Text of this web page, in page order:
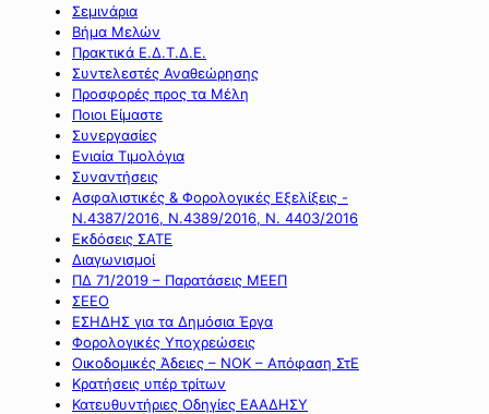
Σεμινάρια
Βήμα Μελών
Πρακτικά Ε.Δ.Τ.Δ.Ε.
Συντελεστές Αναθεώρησης
Προσφορές προς τα Μέλη
Ποιοι Είμαστε
Συνεργασίες
Ενιαία Τιμολόγια
Συναντήσεις
Ασφαλιστικές & Φορολογικές Εξελίξεις -
Ν.4387/2016, Ν.4389/2016, Ν. 4403/2016
Εκδόσεις ΣΑΤΕ
Διαγωνισμοί
ΠΔ 71/2019 – Παρατάσεις ΜΕΕΠ
ΣΕΕΟ
ΕΣΗΔΗΣ για τα Δημόσια Έργα
Φορολογικές Υποχρεώσεις
Οικοδομικές Άδειες – ΝΟΚ – Απόφαση ΣτΕ
Κρατήσεις υπέρ τρίτων
Κατευθυντήριες Οδηγίες ΕΑΑΔΗΣΥ